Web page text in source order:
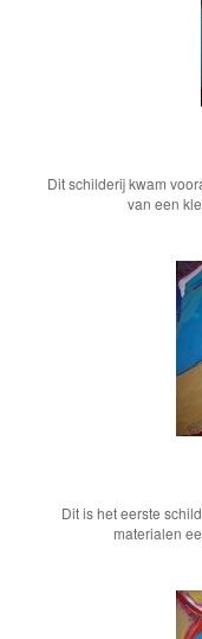
Dit schilderij kwam
van een
Dit is het eerste
materialen